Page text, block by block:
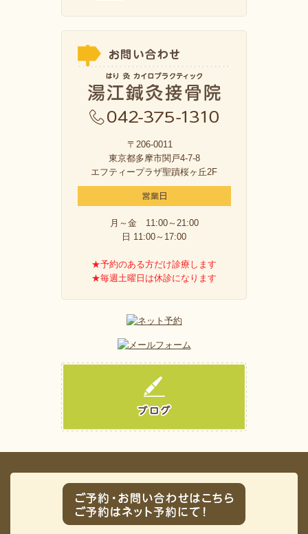
〒206-0011
東京都多摩市関戸4-7-8
エフティープラザ聖蹟桜ヶ丘2F
月～金 11:00～21:00
日 11:00～17:00
★予約のある方だけ診療します
★毎週土曜日は休診になります